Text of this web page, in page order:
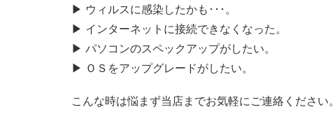
▶ ウィルスに感染したかも･･･。
▶ インターネットに接続できなくなった。
▶ パソコンのスペックアップがしたい。
▶ ＯＳをアップグレードがしたい。
こんな時は悩まず当店までお気軽にご連絡ください。